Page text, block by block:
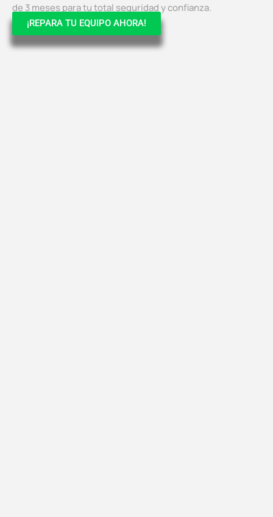
de 3 meses para tu total seguridad y confianza.
¡REPARA TU EQUIPO AHORA!